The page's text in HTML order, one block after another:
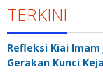
TERKINI
Refleksi Kiai
Gerakan Kunci